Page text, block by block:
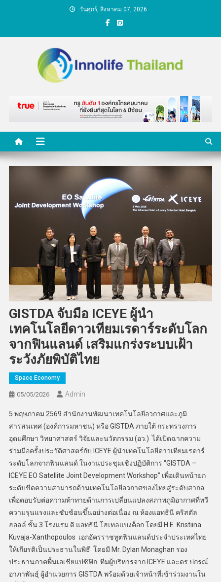
วันศุกร์, สิงหาคม 07, 2026
คนกับความคิด ชีวิตกับ
นวัตกรรม
GISTDA จับมือ ICEYE ผู้นำ
เทคโนโลยีดาวเทียมเรดาร์ระดับโลก
จากฟินแลนด์ เสริมแกร่งระบบเฝ้า
ระวังภัยพิบัติไทย
Space Economy
05/05/2026 Admin
5 พฤษภาคม 2569 สำนักงานพัฒนาเทคโนโลยีอวกาศและภูมิ
สารสนเทศ (องค์การมหาชน) หรือ GISTDA ภายใต้ กระทรวงการ
อุดมศึกษา วิทยาศาสตร์ วิจัยและนวัตกรรม (อว.) ได้เปิดฉากความ
ร่วมมือครั้งประวัติศาสตร์กับ ICEYE ผู้นำเทคโนโลยีดาวเทียมเรดาร์
ระดับโลกจากฟินแลนด์ ในงานประชุมเชิงปฏิบัติการ “GISTDA –
ICEYE EO Satellite Joint Development Workshop” เพื่อเดินหน้ายก
ระดับขีดความสามารถด้านเทคโนโลยีอวกาศของไทยสู่ระดับสากล
เพื่อตอบรับต่อความท้าทายด้านการเปลี่ยนแปลงสภาพภูมิอากาศที่ทวี
ความรุนแรงและซับซ้อนขึ้นอย่างต่อเนื่อง ณ ห้องแอทธินี คริสตัล
ฮอลล์ ชั้น 3 โรงแรม ดิ แอทธินี โฮเทลแบงค็อก โดยมี H.E. Kristiina
Kuvaja-Xanthopoulos เอกอัครราชทูตฟินแลนด์ประจำประเทศไทย
ให้เกียรติเป็นประธานในพิธี โดยมี Mr. Dylan Monaghan รอง
ประธานภาคพื้นเอเชียแปซิฟิก ทีมผู้บริหารจาก ICEYE และดร.ปกรณ์
อาภาพันธุ์ ผู้อำนวยการ GISTDA พร้อมด้วยเจ้าหน้าที่เข้าร่วมงานใน